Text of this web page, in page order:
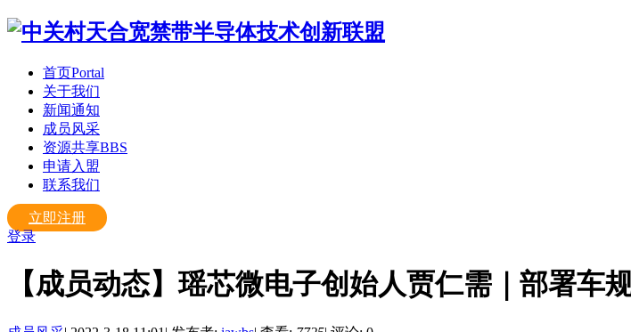
首页Portal
关于我们
新闻通知
成员风采
资源共享BBS
申请入盟
联系我们
立即注册
登录
【成员动态】瑶芯微电子创始人贾仁需｜部署车